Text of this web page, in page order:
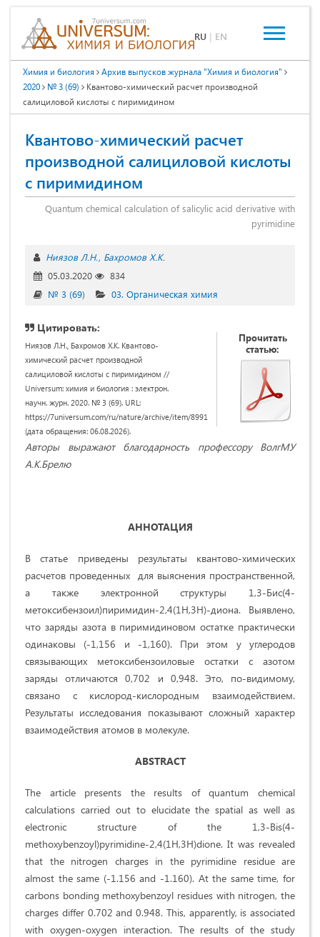
RU | EN
Химия и биология
Архив выпусков журнала "Химия и биология"
2020
№ 3 (69)
Квантово-химический расчет производной
салициловой кислоты с пиримидином
Квантово-химический расчет
производной салициловой кислоты
с пиримидином
Quantum chemical calculation of salicylic acid derivative with
pyrimidine
Ниязов Л.Н. Бахромов Х.К.
05.03.2020
834
№ 3 (69)
03. Органическая химия
Цитировать:
Ниязов Л.Н., Бахромов Х.К. Квантово-
химический расчет производной
салициловой кислоты с пиримидином //
Universum: химия и биология : электрон.
научн. журн. 2020. № 3 (69). URL:
https://7universum.com/ru/nature/archive/item/8991
(дата обращения: 06.08.2026).
Прочитать
статью:
Авторы выражают благодарность профессору ВолгМУ
А.К.Брелю
АННОТАЦИЯ
В статье приведены результаты квантово-химических
расчетов проведенных для выяснения пространственной,
а также электронной структуры 1,3-Бис(4-
метоксибензоил)пиримидин-2,4(1Н,3Н)-диона. Выявлено,
что заряды азота в пиримидиновом остатке практически
одинаковы (-1,156 и -1,160). При этом у углеродов
связывающих метоксибензоиловые остатки с азотом
заряды отличаются 0,702 и 0,948. Это, по-видимому,
связано с кислород-кислородным взаимодействием.
Результаты исследования показывают сложный характер
взаимодействия атомов в молекуле.
ABSTRACT
The article presents the results of quantum chemical
calculations carried out to elucidate the spatial as well as
electronic structure of the 1,3-Bis(4-
methoxybenzoyl)pyrimidine-2,4(1H,3H)dione. It was revealed
that the nitrogen charges in the pyrimidine residue are
almost the same (-1.156 and -1.160). At the same time, for
carbons bonding methoxybenzoyl residues with nitrogen, the
charges differ 0.702 and 0.948. This, apparently, is associated
with oxygen-oxygen interaction. The results of the study